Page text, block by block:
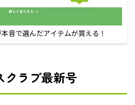
音で選んだアイテムが買える！
クラブ最新号